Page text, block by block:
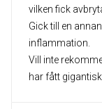
vilken fick
Gick till en
inflammation.
Vill inte
har fått